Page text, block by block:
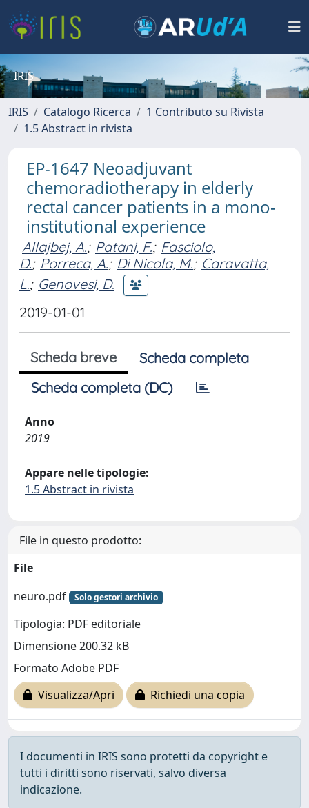
IRIS
IRIS Catalogo Ricerca
1 Contributo su Rivista
1.5 Abstract in rivista
EP-1647 Neoadjuvant
chemoradiotherapy in elderly
rectal cancer patients in a mono-
institutional experience
Allajbej, A.; Patani, F.; Fasciolo,
D.; Porreca, A.; Di Nicola, M.; Caravatta,
L.; Genovesi, D.
2019-01-01
Scheda breve
Scheda completa
Scheda completa (DC)
Anno
2019
Appare nelle tipologie:
1.5 Abstract in rivista
File in questo prodotto:
File
neuro.pdf
Solo gestori archivio
Tipologia: PDF editoriale
Dimensione 200.32 kB
Formato Adobe PDF
Visualizza/Apri
Richiedi una copia
I documenti in IRIS sono protetti da copyright e
tutti i diritti sono riservati, salvo diversa
indicazione.